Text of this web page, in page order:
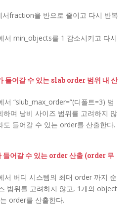
fraction을 반으로 줄이고 다시 반복
서 min_objects를 1 감소시키고 다시
들어갈 수 있는 slab order 범위 내 산
서 “slub_max_order=”(디폴트=3) 범
하며 낭비 사이즈 범위를 고려하지 않
들어갈 수 있는 order를 산출한다.
어갈 수 있는 order 산출 (order 무
서 버디 시스템의 최대 order 까지 순
범위를 고려하지 않고, 1개의 object
order를 산출한다.